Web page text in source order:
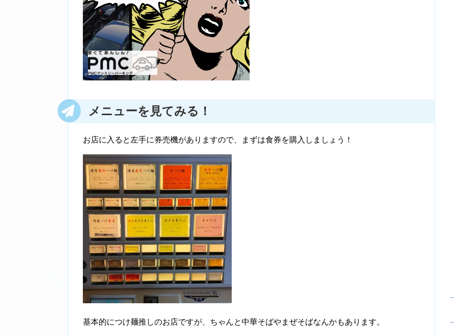
メニューを見てみる！
お店に入ると左手に券売機がありますので、まずは食券を購入しましょう！
基本的につけ麺推しのお店ですが、ちゃんと中華そばやまぜそばなんかもあります。